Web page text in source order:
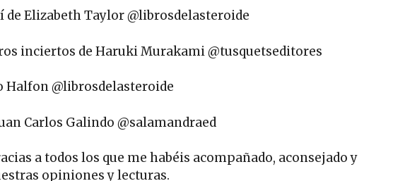
de Elizabeth Taylor @librosdelasteroide
inciertos de Haruki Murakami @tusquetseditores
Halfon @librosdelasteroide
Carlos Galindo @salamandraed
a todos los que me habéis acompañado, aconsejado y
opiniones y lecturas.